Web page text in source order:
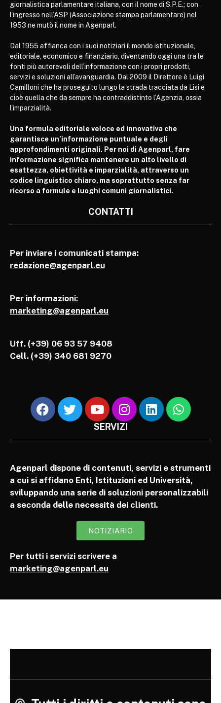
giornalistica parlamentare italiana, con il nome di S.P.E.; con
l’ingresso nell’ASP (Associazione stampa parlamentare) nel
1953 ne mutò il nome in Agenparl.
Dal 1955 affianca con i suoi notiziari il mondo istituzionale,
editoriale, economico e finanziario, diventando oggi una tra le
fonti più autorevoli dell’informazione con i propri prodotti,
servizi e soluzioni all’avanguardia. Dal 2009 il Direttore è Luigi
Camilloni che ha proseguito lungo la strada tracciata da Lisi e
cioè quella che da sempre ha contraddistinto l’Agenzia, ossia
l’imparzialità.
Una formula editoriale veloce ed innovativa che
garantisce un’informazione puntuale e degli
approfondimenti originali. Per noi di Agenparl, fare
informazione significa mantenere un alto livello di
esattezza, obiettività e imparzialità, attraverso un
codice linguistico chiaro, ma soprattutto senza far
ricorso a formule e luoghi comuni giornalistici.
CONTATTI
Per inviare i comunicati stampa:
redazione@agenparl.eu
Per informazioni:
marketing@agenparl.eu
Uff. (+39) 06 93 57 9408
Cell. (+39) 340 681 9270
SERVIZI
Agenparl dispone di contenuti, servizi e strumenti
a cui si affidano Enti, Istituzioni ed Università,
sviluppando una serie di soluzioni personalizzabili
a seconda delle necessità dei clienti.
NOTIZIARIO
Per tutti i servizi scrivere a
marketing@agenparl.eu